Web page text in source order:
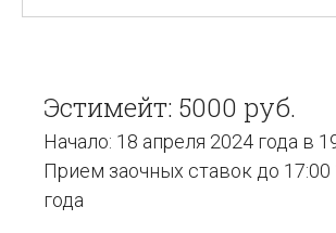
Эстимейт: 5000 руб.
Начало: 18 апреля 2024 года в
Прием заочных ставок до 17:00
года